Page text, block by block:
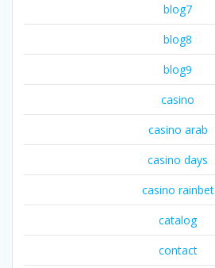
blog7
blog8
blog9
casino
casino arab
casino days
casino rainbet
catalog
contact